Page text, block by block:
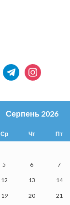
telegraminstagram
Серпень 2026
Ср Чт Пт
5 6 7
12 13 14
19 20 21